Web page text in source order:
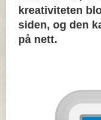
kreativiteten
siden, og den
på nett.